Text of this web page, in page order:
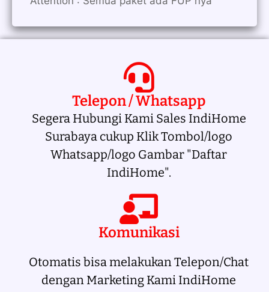
Telepon / Whatsapp
Segera Hubungi Kami Sales IndiHome
Surabaya cukup Klik Tombol/logo
Whatsapp/logo Gambar "Daftar
IndiHome".
Komunikasi
Otomatis bisa melakukan Telepon/Chat
dengan Marketing Kami IndiHome